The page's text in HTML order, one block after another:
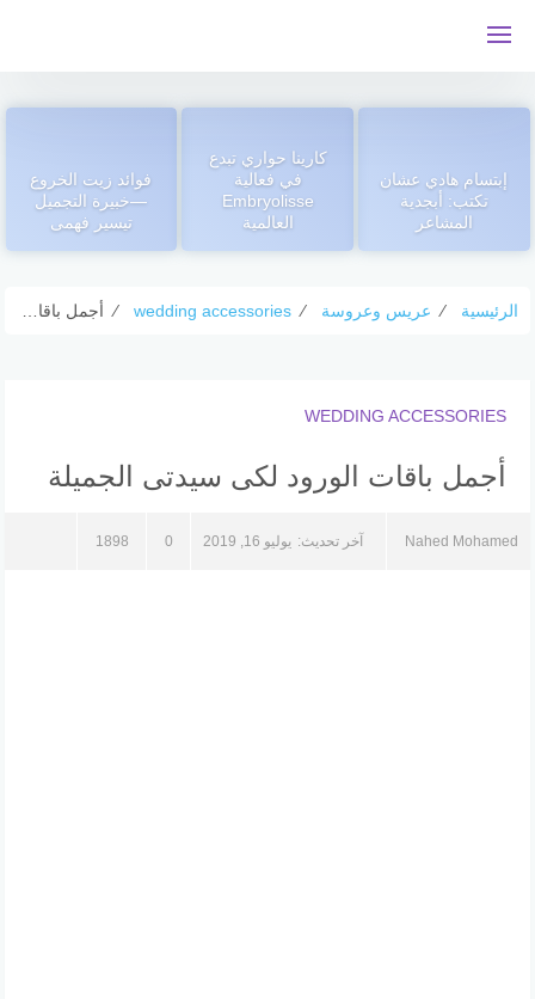
إبتسام هادي عشان
تكتب: أبجدية
المشاعر
كارينا حواري تبدع
في فعالية
Embryolisse
العالمية
فوائد زيت الخروع
—خبيرة التجميل
تيسير فهمى
الرئيسية ⁄ عريس وعروسة ⁄
wedding accessories
⁄ أجمل باقات الورود لكى سيدتى الجميلة
WEDDING ACCESSORIES
أجمل باقات الورود لكى سيدتى الجميلة
Nahed Mohamed آخر تحديث: يوليو 16, 2019 0
1898